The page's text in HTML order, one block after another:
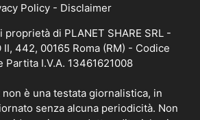
Policy- Disclaimer
di PLANET SHARE SRL -
II, 442, 00165 Roma (RM) - Codice
Partita I.V.A. 13461621008
è una testata giornalistica, in
senza alcuna periodicità. Non